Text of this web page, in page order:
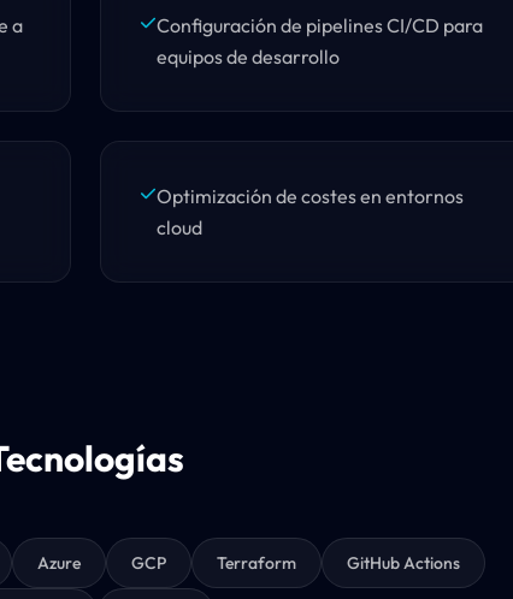
a
Configuración de pipelines CI/CD para
equipos de desarrollo
Optimización de costes en entornos
cloud
Azure GCP Terraform GitHub Actions